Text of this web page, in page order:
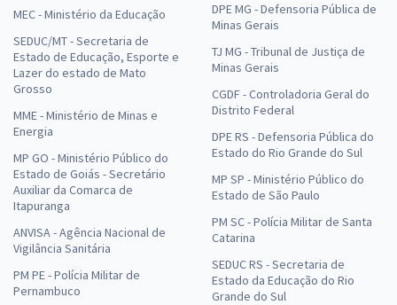
MEC - Ministério da Educação
SEDUC/MT - Secretaria de
Estado de Educação, Esporte e
Lazer do estado de Mato
Grosso
MME - Ministério de Minas e
Energia
MP GO - Ministério Público do
Estado de Goiás - Secretário
Auxiliar da Comarca de
Itapuranga
ANVISA - Agência Nacional de
Vigilância Sanitária
PM PE - Polícia Militar de
Pernambuco
DPE MG - Defensoria Pública de
Minas Gerais
TJ MG - Tribunal de Justiça de
Minas Gerais
CGDF - Controladoria Geral do
Distrito Federal
DPE RS - Defensoria Pública do
Estado do Rio Grande do Sul
MP SP - Ministério Público do
Estado de São Paulo
PM SC - Polícia Militar de Santa
Catarina
SEDUC RS - Secretaria de
Estado da Educação do Rio
Grande do Sul